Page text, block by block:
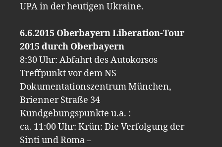
UPA in der heutigen Ukraine.
6.6.2015 Oberbayern Liberation-Tour
2015 durch Oberbayern
8:30 Uhr: Abfahrt des Autokorsos
Treffpunkt vor dem NS-
Dokumentationszentrum München,
Brienner Straße 34
Kundgebungspunkte u.a. :
ca. 11:00 Uhr: Krün: Die Verfolgung der
Sinti und Roma –